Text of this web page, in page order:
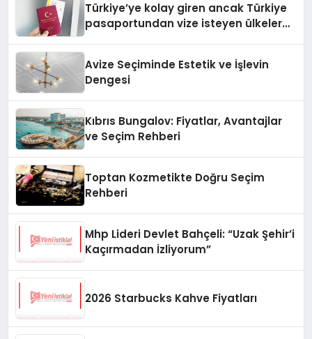
Türkiye’ye kolay giren ancak Türkiye
pasaportundan vize isteyen ülkeler
Avize Seçiminde Estetik ve İşlevin
Dengesi
Kıbrıs Bungalov: Fiyatlar, Avantajlar
ve Seçim Rehberi
Toptan Kozmetikte Doğru Seçim
Rehberi
Mhp Lideri Devlet Bahçeli: “Uzak Şehir’i
Kaçırmadan İzliyorum”
2026 Starbucks Kahve Fiyatları